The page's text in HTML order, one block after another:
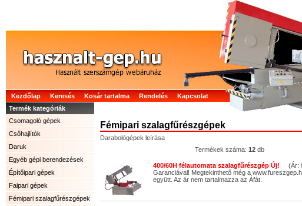
Kezdőlap Keresés Kosár tartalma Rendelés
Kapcsolat
Termék kategóriák
Csomagoló gépek
Csőhajlítók
Daruk
Egyéb gépi berendezések
Építőipari gépek
Faipari gépek
Fémipari szalagfűrészgépek
Fémipari szalagfűrészgépek
Darabológépek leírása
Termékek száma: 12 db
400/60H félautomata szalagfűrészgép Új! (Ár:
Garanciával! Megtekinthető még a
együtt. Az ár nem tartalmazza az Áfát.